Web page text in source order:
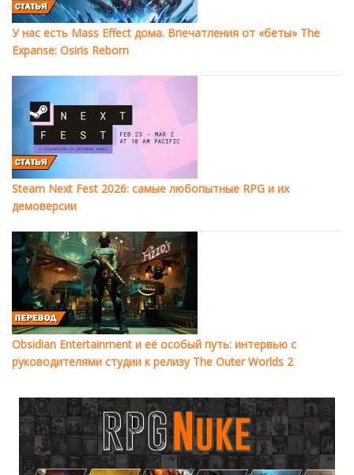
У нас есть Mass Effect дома. Впечатления от «беты» The
Expanse: Osiris Reborn
Steam Next Fest 2026: самые любопытные RPG и их
демоверсии
Obsidian Entertainment и её особый путь: интервью с
руководителями студии к релизу The Outer Worlds 2